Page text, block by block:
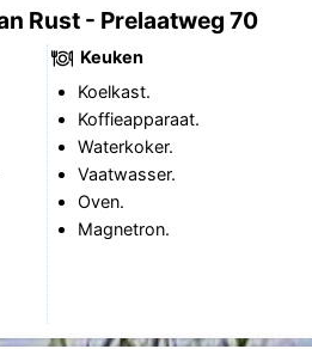
Rust - Prelaatweg 70
Keuken
Koelkast.
Koffieapparaat.
Waterkoker.
Vaatwasser.
Oven.
Magnetron.